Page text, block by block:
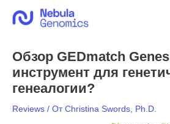
содержимому
Обзор GEDmatch
инструмент для
генеалогии?
Reviews / ОтChristina Swords, Ph.D.